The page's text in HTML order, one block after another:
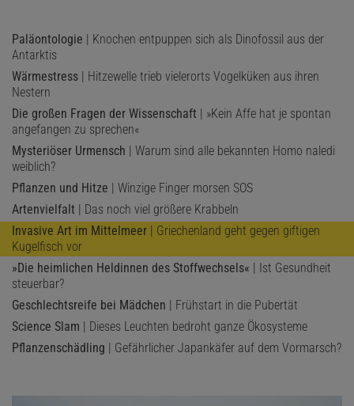
Paläontologie | Knochen entpuppen sich als Dinofossil aus der
Antarktis
Wärmestress | Hitzewelle trieb vielerorts Vogelküken aus ihren
Nestern
Die großen Fragen der Wissenschaft | »Kein Affe hat je spontan
angefangen zu sprechen«
Mysteriöser Urmensch | Warum sind alle bekannten Homo naledi
weiblich?
Pflanzen und Hitze | Winzige Finger morsen SOS
Artenvielfalt | Das noch viel größere Krabbeln
Invasive Art im Mittelmeer | Griechenland geht gegen giftigen
Kugelfisch vor
»Die heimlichen Heldinnen des Stoffwechsels« | Ist Gesundheit
steuerbar?
Geschlechtsreife bei Mädchen | Frühstart in die Pubertät
Science Slam | Dieses Leuchten bedroht ganze Ökosysteme
Pflanzenschädling | Gefährlicher Japankäfer auf dem Vormarsch?